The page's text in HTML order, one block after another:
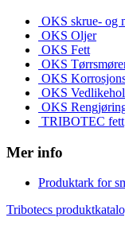
OKS skrue- og
OKS Oljer
OKS Fett
OKS
OKS
OKS
OKS
TRIBOTEC fett
Mer info
Produktark for
Tribotecs